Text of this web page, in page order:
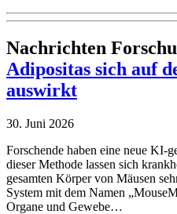
Nachrichten
Adipositas sich auf
auswirkt
30. Juni 2026
Forschende haben eine neue KI-
dieser Methode lassen sich
gesamten Körper von Mäusen
System mit dem Namen
Organe und Gewebe…